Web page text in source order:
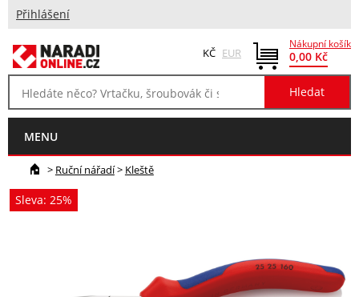
Přihlášení
Nákupní košík
0,00 Kč
KČ EUR
MENU
> Ruční nářadí> Kleště
Sleva: 25%